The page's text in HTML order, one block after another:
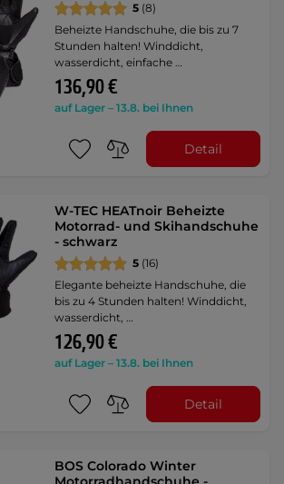
5 (8)
Beheizte Handschuhe, die bis zu 7
Stunden halten! Winddicht,
wasserdicht, einfache …
136,90 €
auf Lager – 13.8. bei Ihnen
Detail
W-TEC HEATnoir Beheizte
Motorrad- und Skihandschuhe
- schwarz
5 (16)
Elegante beheizte Handschuhe, die
bis zu 4 Stunden halten! Winddicht,
wasserdicht, …
126,90 €
auf Lager – 13.8. bei Ihnen
Detail
BOS Colorado Winter